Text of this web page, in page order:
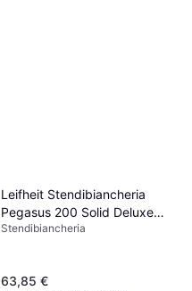
Leifheit Stendibiancheria
Pegasus 200 Solid Deluxe
Mobile
Stendibiancheria
63,85 €